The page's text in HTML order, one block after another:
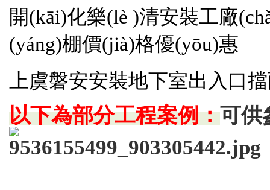
開(kāi)化樂(lè )清安裝工廠
(yáng)棚價(jià)格優(yōu)惠
上虞磐安安裝地下室出入口
以下為部分工程案例：可供